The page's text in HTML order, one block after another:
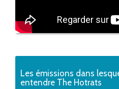
Les émissions dans
entendre The Hotrats